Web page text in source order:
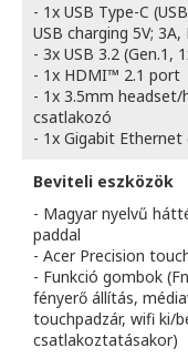
- 1x USB Type-C
USB charging 5V;
- 3x USB 3.2 (Gen.1,
- 1x HDMI™ 2.1 port
- 1x 3.5mm
csatlakozó
- 1x Gigabit Ethernet
Beviteli eszközök
- Magyar nyelvű
paddal
- Acer Precision
- Funkció gombok
fényerő állítás,
touchpadzár, wifi ki/
csatlakoztatásakor)